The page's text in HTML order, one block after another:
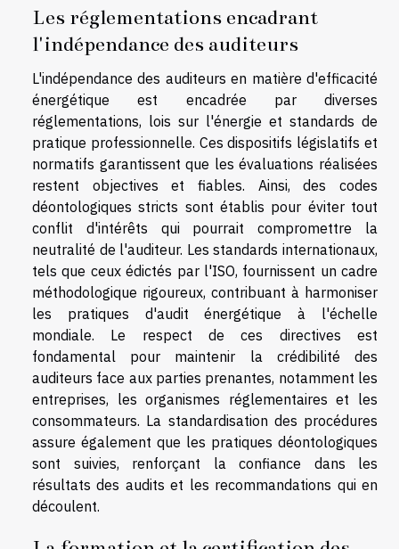
Les réglementations encadrant
l'indépendance des auditeurs
L'indépendance des auditeurs en matière d'efficacité
énergétique est encadrée par diverses
réglementations, lois sur l'énergie et standards de
pratique professionnelle. Ces dispositifs législatifs et
normatifs garantissent que les évaluations réalisées
restent objectives et fiables. Ainsi, des codes
déontologiques stricts sont établis pour éviter tout
conflit d'intérêts qui pourrait compromettre la
neutralité de l'auditeur. Les standards internationaux,
tels que ceux édictés par l'ISO, fournissent un cadre
méthodologique rigoureux, contribuant à harmoniser
les pratiques d'audit énergétique à l'échelle
mondiale. Le respect de ces directives est
fondamental pour maintenir la crédibilité des
auditeurs face aux parties prenantes, notamment les
entreprises, les organismes réglementaires et les
consommateurs. La standardisation des procédures
assure également que les pratiques déontologiques
sont suivies, renforçant la confiance dans les
résultats des audits et les recommandations qui en
découlent.